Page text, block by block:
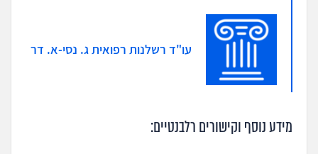
עו"ד רשלנות רפואית ג. נסי-א. דר
מידע נוסף וקישורים רלבנטיים: